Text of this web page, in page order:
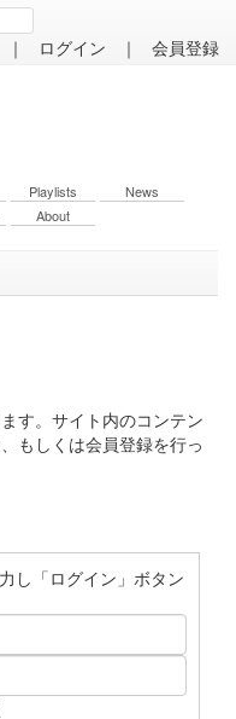
｜ ログイン ｜ 会員登録
Playlists
News
About
す。サイト内のコンテン
もしくは会員登録を行っ
し「ログイン」ボタン